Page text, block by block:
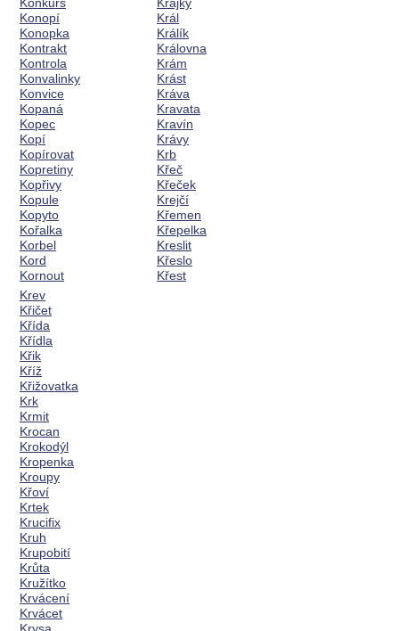
Konopí
Konopka
Kontrakt
Kontrola
Konvalinky
Konvice
Kopaná
Kopec
Kopí
Kopírovat
Kopretiny
Kopřivy
Kopule
Kopyto
Kořalka
Korbel
Kord
Kornout
Král
Králík
Královna
Krám
Krást
Kráva
Kravata
Kravín
Krávy
Krb
Křeč
Křeček
Krejčí
Křemen
Křepelka
Kreslit
Křeslo
Křest
Krev
Křičet
Křída
Křídla
Křik
Kříž
Křižovatka
Krk
Krmit
Krocan
Krokodýl
Kropenka
Kroupy
Křoví
Krtek
Krucifix
Kruh
Krupobití
Krůta
Kružítko
Krvácení
Krvácet